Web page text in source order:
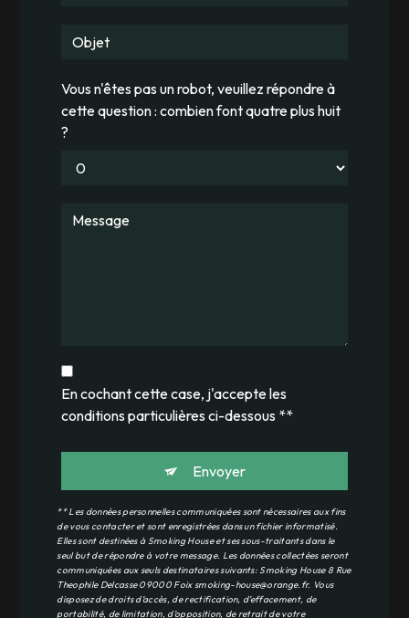
Vous n'êtes pas un robot, veuillez répondre à
cette question : combien font quatre plus huit
?
En cochant cette case, j'accepte les
conditions particulières ci-dessous **
Envoyer
** Les données personnelles communiquées sont nécessaires aux fins
de vous contacter et sont enregistrées dans un fichier informatisé.
Elles sont destinées à Smoking House et ses sous-traitants dans le
seul but de répondre à votre message. Les données collectées seront
communiquées aux seuls destinataires suivants: Smoking House 8 Rue
Theophile Delcasse 09000 Foix smoking-house@orange.fr. Vous
disposez de droits d’accès, de rectification, d’effacement, de
portabilité, de limitation, d’opposition, de retrait de votre